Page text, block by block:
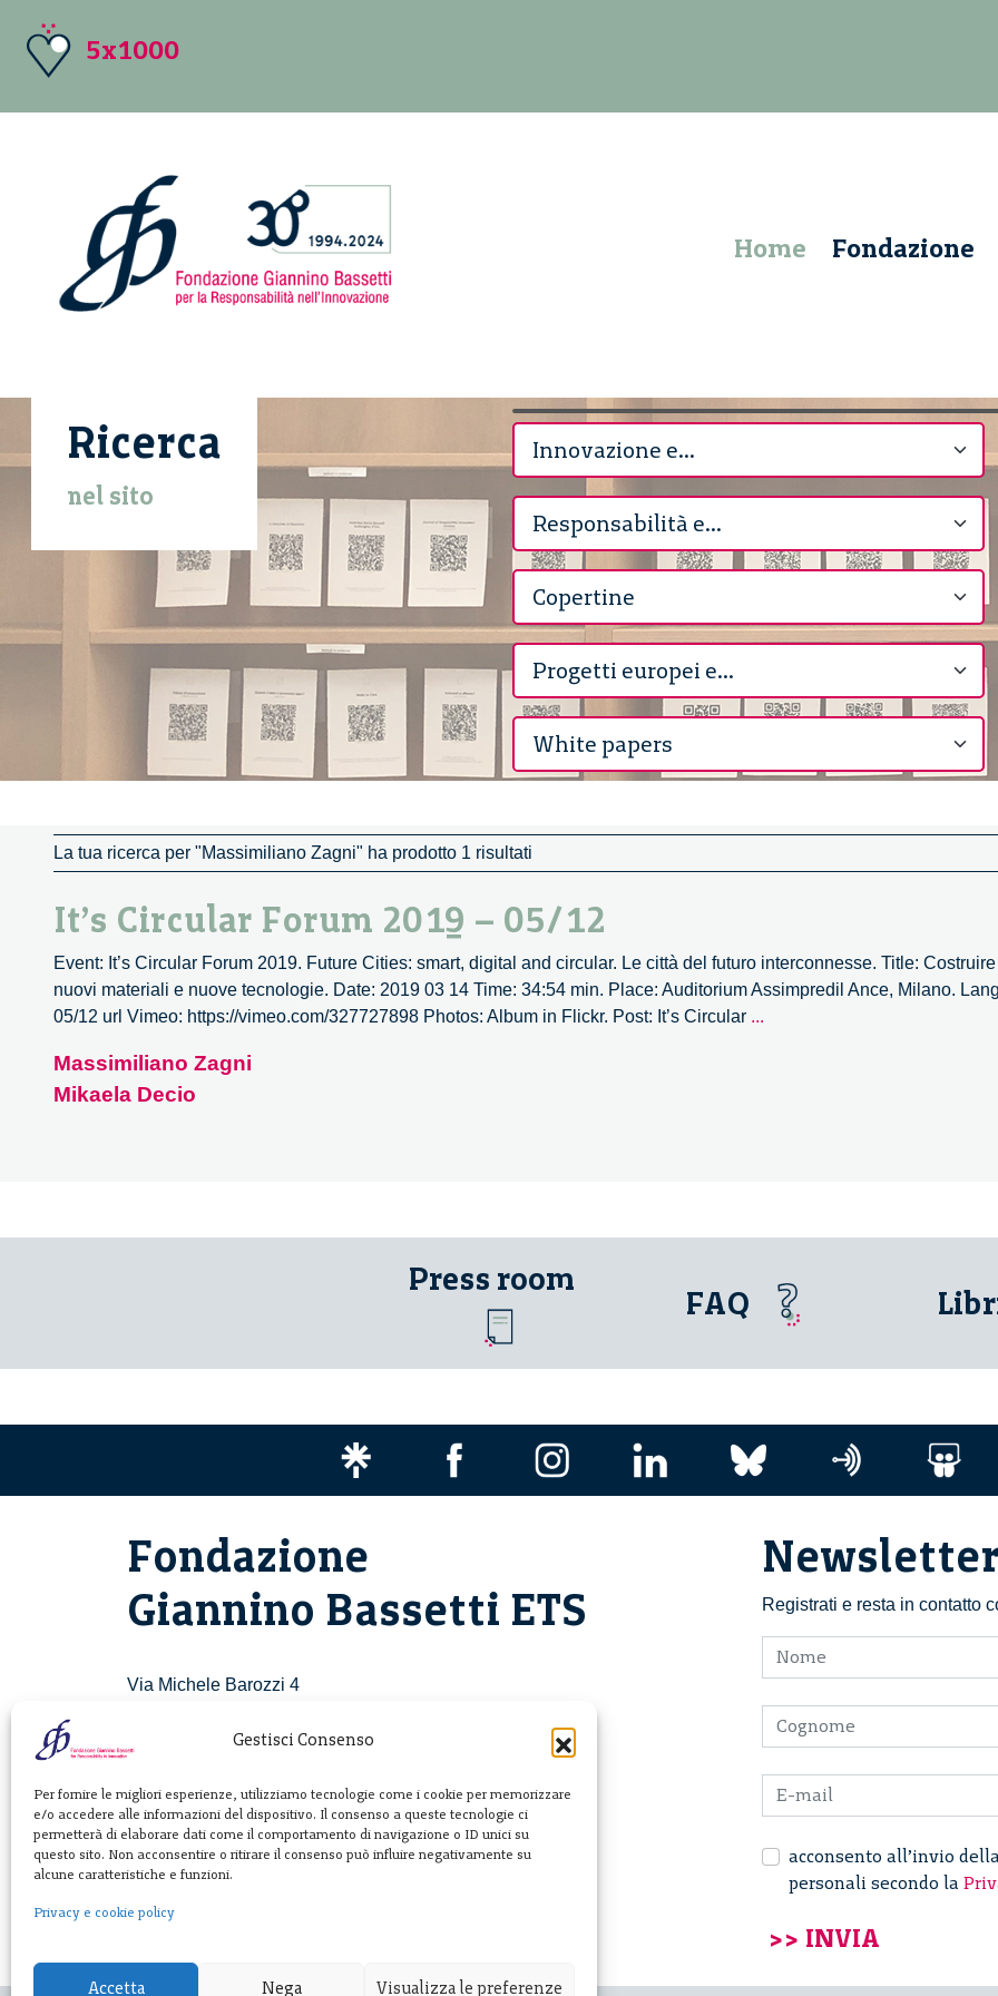
Gestisci Consenso
Per fornire le migliori esperienze, utilizziamo tecnologie come i cookie per memorizzare
e/o accedere alle informazioni del dispositivo. Il consenso a queste tecnologie ci
permetterà di elaborare dati come il comportamento di navigazione o ID unici su
questo sito. Non acconsentire o ritirare il consenso può influire negativamente su
alcune caratteristiche e funzioni.
Privacy e cookie policy
Accetta Nega Visualizza le preferenze
5x1000
Home Fondazione
Ricerca
nel sito
La tua ricerca per "Massimiliano Zagni" ha prodotto 1 risultati
It’s Circular Forum 2019 – 05/12
Event: It’s Circular Forum 2019. Future Cities: smart, digital and circular. Le città del futuro interconnesse. Title:
nuovi materiali e nuove tecnologie. Date: 2019 03 14 Time: 34:54 min. Place: Auditorium Assimpredil Ance, Milano.
05/12 url Vimeo: https://vimeo.com/327727898 Photos: Album in Flickr. Post: It’s Circular ...
Massimiliano Zagni
Mikaela Decio
Press room
FAQ
Registrati e resta in contatto
acconsento all’invio
personali secondo la
Fondazione
Giannino Bassetti ETS
Via Michele Barozzi 4
T. +39 02 781933
info@fondazionebassetti.org
p.i. 12520270153